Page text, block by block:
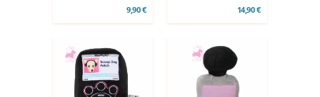
9,90 € 14,90 €